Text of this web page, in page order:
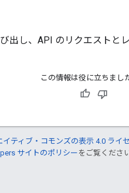
出し、API のリクエストと
この情報は役に立ちまし
イティブ・コモンズの表示 4.0 ライ
サイトのポリシー をご覧くださ